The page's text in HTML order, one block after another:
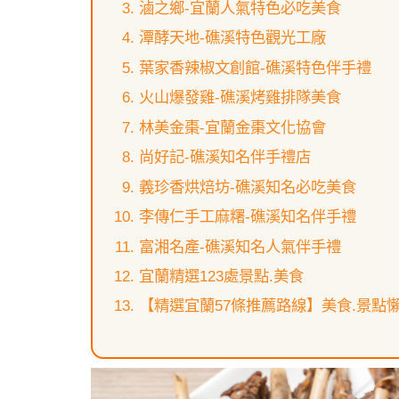
滷之鄉-宜蘭人氣特色必吃美食
潭酵天地-礁溪特色觀光工廠
葉家香辣椒文創館-礁溪特色伴手禮
火山爆發雞-礁溪烤雞排隊美食
林美金棗-宜蘭金棗文化協會
尚好記-礁溪知名伴手禮店
義珍香烘焙坊-礁溪知名必吃美食
李傳仁手工麻糬-礁溪知名伴手禮
富湘名產-礁溪知名人氣伴手禮
宜蘭精選123處景點.美食
【精選宜蘭57條推薦路線】美食.景點